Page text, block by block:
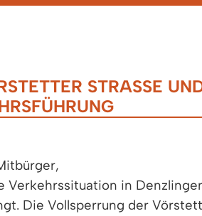
STRASSE UND
Verkehrssituation in
Die Vollsperrung der